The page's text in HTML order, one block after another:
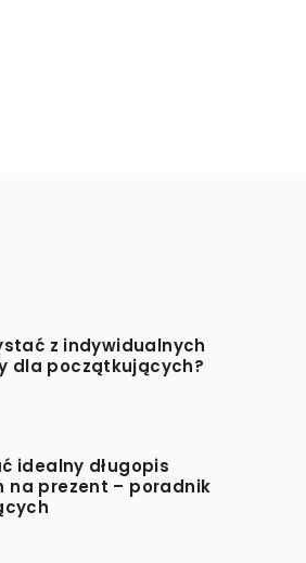
z indywidualnych
dla początkujących?
idealny długopis
na prezent – poradnik